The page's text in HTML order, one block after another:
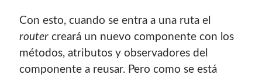
¿Buscas las secciones de mi antiguo sitio?
GNU/Linux
Humor Geek
Tutoriales
Con esto, cuando se entra a una ruta el
router creará un nuevo componente con los
métodos, atributos y observadores del
componente a reusar. Pero como se está